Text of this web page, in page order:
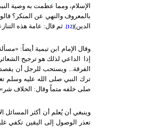
الإسلام، ومما عظمت به وصية
بالمعروف والنهي عن المنكر؟
الدين)[12] . ثم قال: عامة هذه
وقال الإمام ابن تيمية أيضاً:
إذا الداعي لذلك هو ترجيح
الفرقة... ويستحب للرجل أن
ترك النبي صلى الله عليه وسلم
صلى خلفه متماً وقال: الخلاف شر»
وينبغي أن يُعلم أن أكثر المسائل
تعذر الوصول إلى اليقين تكفي